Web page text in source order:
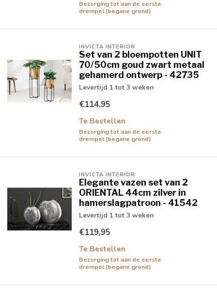
Bezorging tot aan de eerste
drempel (begane grond)
INVICTA INTERIOR
Set van 2 bloempotten UNIT
70/50cm goud zwart metaal
gehamerd ontwerp - 42735
Levertijd 1 tot 3 weken
€114,95
Te Bestellen
Bezorging tot aan de eerste
drempel (begane grond)
INVICTA INTERIOR
Elegante vazen set van 2
ORIENTAL 44cm zilver in
hamerslagpatroon - 41542
Levertijd 1 tot 3 weken
€119,95
Te Bestellen
Bezorging tot aan de eerste
drempel (begane grond)